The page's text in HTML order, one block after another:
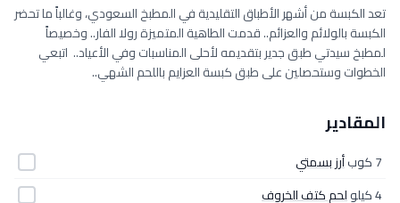
تعد الكبسة من أشهر الأطباق التقليدية في المطبخ السعودي، وغالباً ما تحضر
الكبسة بالولائم والعزائم.. قدمت الطاهية المتميزة رولا الفار.. وخصيصاً
لمطبخ سيدتي طبق جدير بتقديمه لأحلى المناسبات وفي الأعياد.. اتبعي
الخطوات وستحصلين على طبق كبسة العزايم باللحم الشهي..
المقادير
7 كوب
أرز بسمتي
4 كيلو
لحم كتف الخروف